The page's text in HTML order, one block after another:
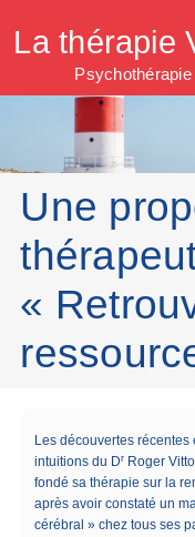
La thérapie
Une
«
Les découvertes
intuitions du DrRoger
fondé sa thérapie sur la
après avoir constaté un
cérébral » chez tous ses